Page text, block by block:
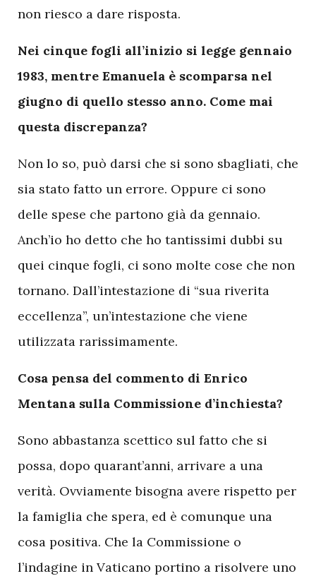
non riesco a dare risposta.
Nei cinque fogli all’inizio si legge gennaio
1983, mentre Emanuela è scomparsa nel
giugno di quello stesso anno. Come mai
questa discrepanza?
Non lo so, può darsi che si sono sbagliati, che
sia stato fatto un errore. Oppure ci sono
delle spese che partono già da gennaio.
Anch’io ho detto che ho tantissimi dubbi su
quei cinque fogli, ci sono molte cose che non
tornano. Dall’intestazione di “sua riverita
eccellenza”, un’intestazione che viene
utilizzata rarissimamente.
Cosa pensa del commento di Enrico
Mentana sulla Commissione d’inchiesta?
Sono abbastanza scettico sul fatto che si
possa, dopo quarant’anni, arrivare a una
verità. Ovviamente bisogna avere rispetto per
la famiglia che spera, ed è comunque una
cosa positiva. Che la Commissione o
l’indagine in Vaticano portino a risolvere uno